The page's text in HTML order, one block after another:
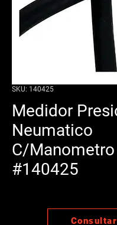
SKU: 140425
Medidor
Neumatico
C/Manometro
#140425
Consultar